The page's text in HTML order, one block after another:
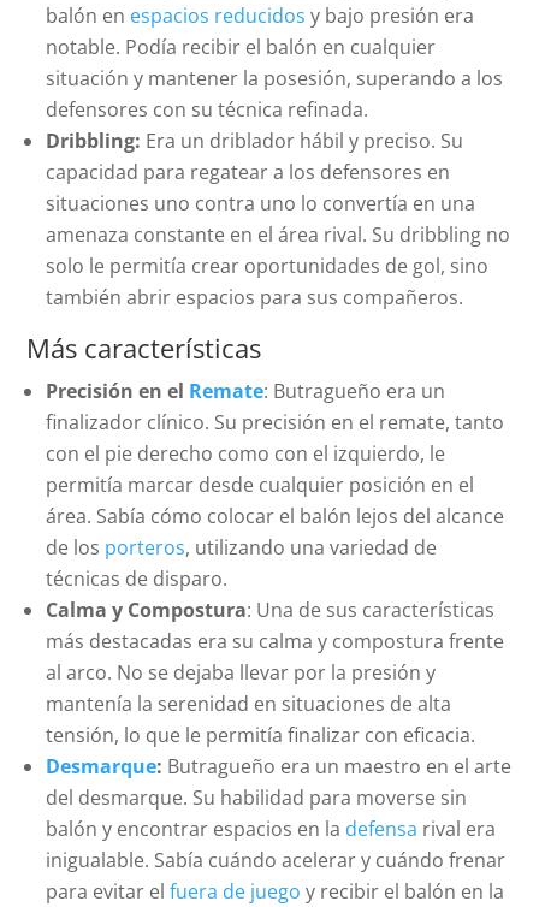
balón en espacios reducidos y bajo presión era
notable. Podía recibir el balón en cualquier
situación y mantener la posesión, superando a los
defensores con su técnica refinada.
Dribbling: Era un driblador hábil y preciso. Su
capacidad para regatear a los defensores en
situaciones uno contra uno lo convertía en una
amenaza constante en el área rival. Su dribbling no
solo le permitía crear oportunidades de gol, sino
también abrir espacios para sus compañeros.
Más características
Precisión en el Remate: Butragueño era un
finalizador clínico. Su precisión en el remate, tanto
con el pie derecho como con el izquierdo, le
permitía marcar desde cualquier posición en el
área. Sabía cómo colocar el balón lejos del alcance
de los porteros, utilizando una variedad de
técnicas de disparo.
Calma y Compostura: Una de sus características
más destacadas era su calma y compostura frente
al arco. No se dejaba llevar por la presión y
mantenía la serenidad en situaciones de alta
tensión, lo que le permitía finalizar con eficacia.
Desmarque: Butragueño era un maestro en el arte
del desmarque. Su habilidad para moverse sin
balón y encontrar espacios en la defensa rival era
inigualable. Sabía cuándo acelerar y cuándo frenar
para evitar elfuera de juego y recibir el balón en la